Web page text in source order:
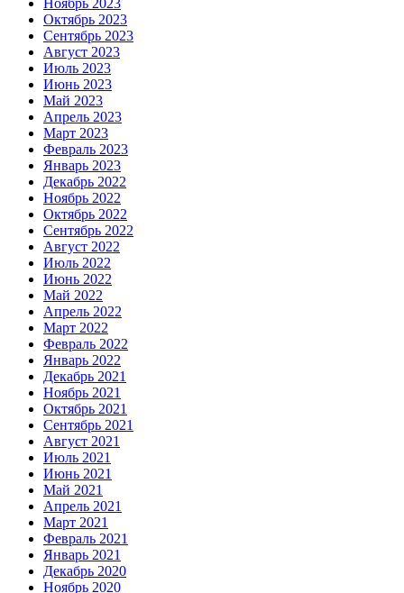
Октябрь 2023
Сентябрь 2023
Август 2023
Июль 2023
Июнь 2023
Май 2023
Апрель 2023
Март 2023
Февраль 2023
Январь 2023
Декабрь 2022
Ноябрь 2022
Октябрь 2022
Сентябрь 2022
Август 2022
Июль 2022
Июнь 2022
Май 2022
Апрель 2022
Март 2022
Февраль 2022
Январь 2022
Декабрь 2021
Ноябрь 2021
Октябрь 2021
Сентябрь 2021
Август 2021
Июль 2021
Июнь 2021
Май 2021
Апрель 2021
Март 2021
Февраль 2021
Январь 2021
Декабрь 2020
Ноябрь 2020